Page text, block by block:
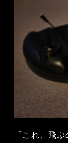
「これ、飛